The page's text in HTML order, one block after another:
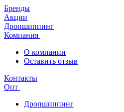
Бренды
Акции
Дропшиппинг
Компания
О компании
Оставить отзыв
Контакты
Опт
Дропшиппинг